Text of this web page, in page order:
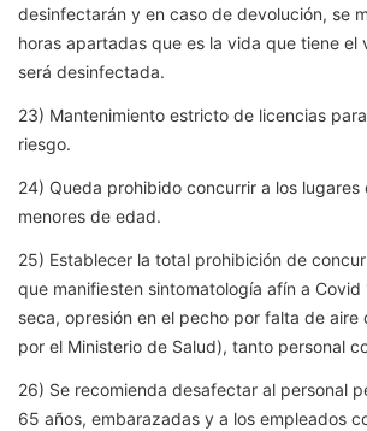
desinfectarán y en caso de devolución, se
horas apartadas que es la vida que tiene el
será desinfectada.
23) Mantenimiento estricto de licencias
riesgo.
24) Queda prohibido concurrir a los lugares
menores de edad.
25) Establecer la total prohibición de
que manifiesten sintomatología afín a
seca, opresión en el pecho por falta de aire
por el Ministerio de Salud), tanto personal
26) Se recomienda desafectar al personal
65 años, embarazadas y a los empleados